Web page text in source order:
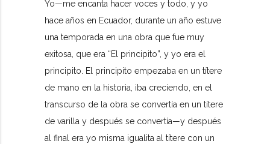
Yo—me encanta hacer voces y todo, y yo
hace años en Ecuador, durante un año estuve
una temporada en una obra que fue muy
exitosa, que era “El principito”, y yo era el
principito. El principito empezaba en un títere
de mano en la historia, iba creciendo, en el
transcurso de la obra se convertía en un títere
de varilla y después se convertía—y después
al final era yo misma igualita al títere con un